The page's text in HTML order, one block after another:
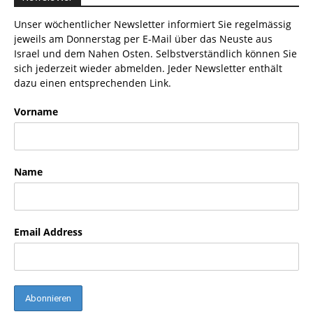
Unser wöchentlicher Newsletter informiert Sie regelmässig
jeweils am Donnerstag per E-Mail über das Neuste aus
Israel und dem Nahen Osten. Selbstverständlich können Sie
sich jederzeit wieder abmelden. Jeder Newsletter enthält
dazu einen entsprechenden Link.
Vorname
Name
Email Address